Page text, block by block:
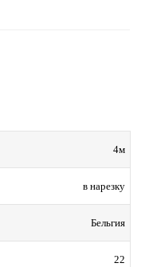
4м
в нарезку
Бельгия
22